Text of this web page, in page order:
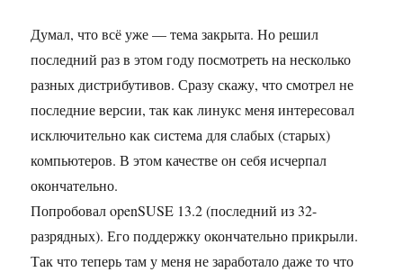
Думал, что всё уже — тема закрыта. Но решил
последний раз в этом году посмотреть на несколько
разных дистрибутивов. Сразу скажу, что смотрел не
последние версии, так как линукс меня интересовал
исключительно как система для слабых (старых)
компьютеров. В этом качестве он себя исчерпал
окончательно.
Попробовал openSUSE 13.2 (последний из 32-
разрядных). Его поддержку окончательно прикрыли.
Так что теперь там у меня не заработало даже то что